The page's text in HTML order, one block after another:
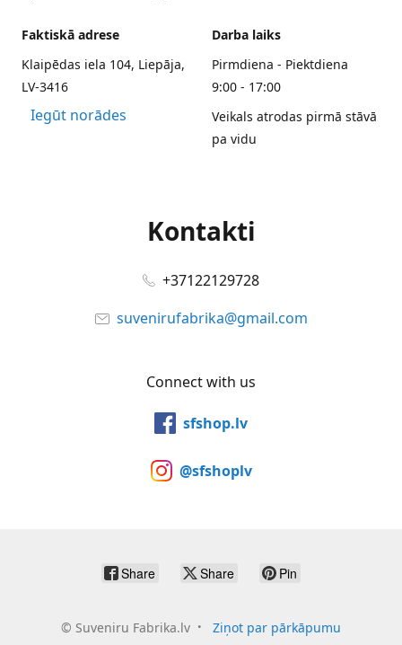
Faktiskā adrese
Klaipēdas iela 104, Liepāja,
LV-3416
Iegūt norādes
Darba laiks
Pirmdiena - Piektdiena
9:00 - 17:00
Veikals atrodas pirmā stāvā
pa vidu
Kontakti
+37122129728
suvenirufabrika@gmail.com
Connect with us
sfshop.lv
@sfshoplv
Share Share Pin
© Suveniru Fabrika.lv Ziņot par pārkāpumu